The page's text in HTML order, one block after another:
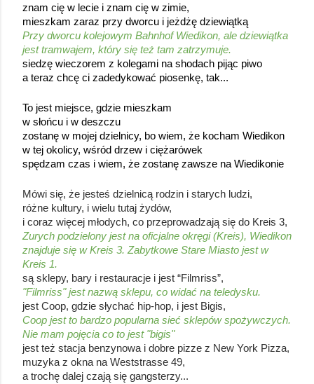
znam cię w lecie i znam cię w zimie,
mieszkam zaraz przy dworcu i jeżdżę dziewiątką
Przy dworcu kolejowym Bahnhof Wiedikon, ale dziewiątka
jest tramwajem, który się też tam zatrzymuje.
siedzę wieczorem z kolegami na shodach pijąc piwo
a teraz chcę ci zadedykować piosenkę, tak...
To jest miejsce, gdzie mieszkam
w słońcu i w deszczu
zostanę w mojej dzielnicy, bo wiem, że kocham Wiedikon
w tej okolicy, wśród drzew i ciężarówek
spędzam czas i wiem, że zostanę zawsze na Wiedikonie
Mówi się, że jesteś dzielnicą rodzin i starych ludzi,
różne kultury, i wielu tutaj żydów,
i coraz więcej młodych, co przeprowadzają się do Kreis 3,
Zurych podzielony jest na oficjalne okręgi (Kreis), Wiedikon
znajduje się w Kreis 3. Zabytkowe Stare Miasto jest w
Kreis 1.
są sklepy, bary i restauracje i jest “Filmriss”,
"Filmriss" jest nazwą sklepu, co widać na teledysku.
jest Coop, gdzie słychać hip-hop, i jest Bigis,
Coop jest to bardzo popularna sieć sklepów spożywczych.
Nie mam pojęcia co to jest "bigis"
jest też stacja benzynowa i dobre pizze z New York Pizza,
muzyka z okna na Weststrasse 49,
a trochę dalej czają się gangsterzy...